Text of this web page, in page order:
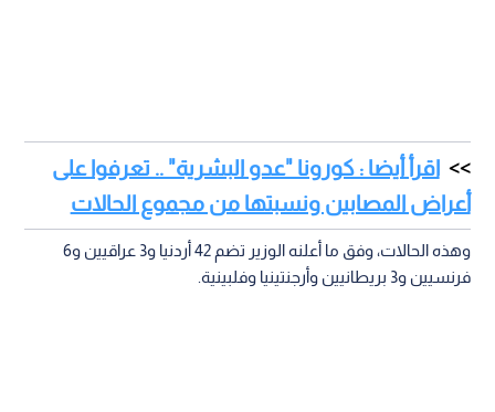
اقرأ أيضا : كورونا "عدو البشرية" .. تعرفوا على
أعراض المصابين ونسبتها من مجموع الحالات
وهذه الحالات، وفق ما أعلنه الوزير تضم 42 أردنيا و3 عراقيين و6
فرنسيين و3 بريطانيين وأرجنتينيا وفلبينية.